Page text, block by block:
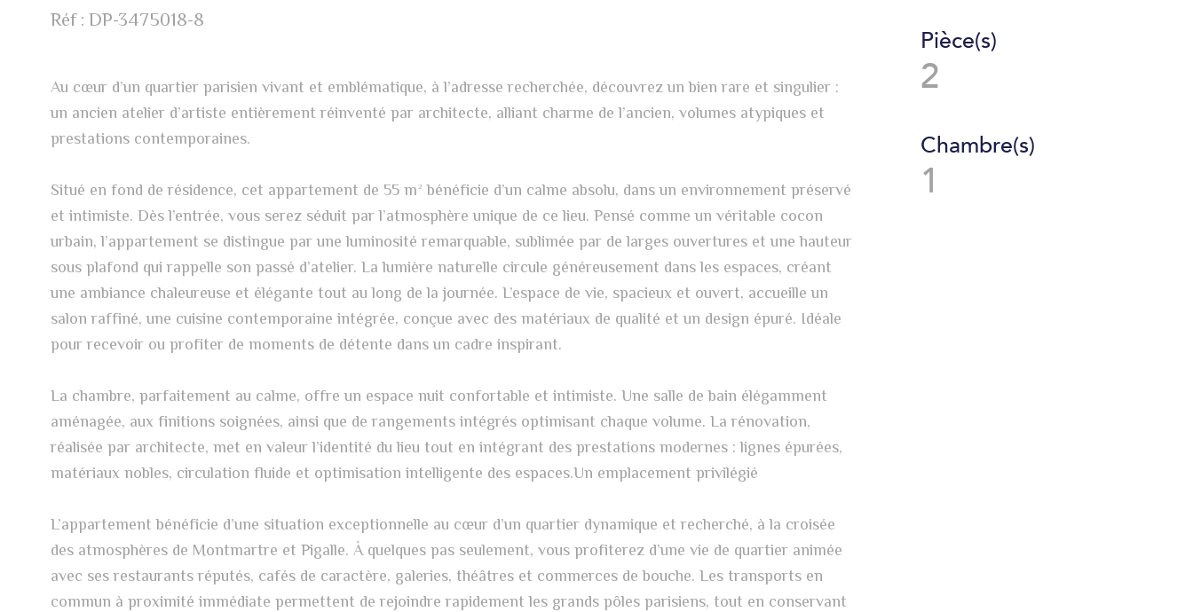
Réf : DP-3475018-8
Au cœur d’un quartier parisien vivant et emblématique, à l’adresse recherchée, découvrez un bien rare et singulier :
un ancien atelier d’artiste entièrement réinventé par architecte, alliant charme de l’ancien, volumes atypiques et
prestations contemporaines.
Situé en fond de résidence, cet appartement de 55 m² bénéficie d’un calme absolu, dans un environnement préservé
et intimiste. Dès l’entrée, vous serez séduit par l’atmosphère unique de ce lieu. Pensé comme un véritable cocon
urbain, l’appartement se distingue par une luminosité remarquable, sublimée par de larges ouvertures et une hauteur
sous plafond qui rappelle son passé d’atelier. La lumière naturelle circule généreusement dans les espaces, créant
une ambiance chaleureuse et élégante tout au long de la journée. L’espace de vie, spacieux et ouvert, accueille un
salon raffiné, une cuisine contemporaine intégrée, conçue avec des matériaux de qualité et un design épuré. Idéale
pour recevoir ou profiter de moments de détente dans un cadre inspirant.
La chambre, parfaitement au calme, offre un espace nuit confortable et intimiste. Une salle de bain élégamment
aménagée, aux finitions soignées, ainsi que de rangements intégrés optimisant chaque volume. La rénovation,
réalisée par architecte, met en valeur l’identité du lieu tout en intégrant des prestations modernes : lignes épurées,
matériaux nobles, circulation fluide et optimisation intelligente des espaces.Un emplacement privilégié
L’appartement bénéficie d’une situation exceptionnelle au cœur d’un quartier dynamique et recherché, à la croisée
des atmosphères de Montmartre et Pigalle. À quelques pas seulement, vous profiterez d’une vie de quartier animée
avec ses restaurants réputés, cafés de caractère, galeries, théâtres et commerces de bouche. Les transports en
commun à proximité immédiate permettent de rejoindre rapidement les grands pôles parisiens, tout en conservant
Pièce(s)
2
Chambre(s)
1